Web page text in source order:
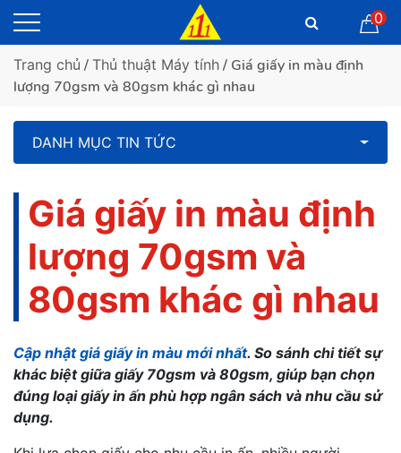
0
Trang chủ / Thủ thuật Máy tính / Giá giấy in màu định
lượng 70gsm và 80gsm khác gì nhau
DANH MỤC TIN TỨC
Giá giấy in màu định
lượng 70gsm và
80gsm khác gì nhau
Cập nhật giá giấy in màu mới nhất. So sánh chi tiết sự
khác biệt giữa giấy 70gsm và 80gsm, giúp bạn chọn
đúng loại giấy in ấn phù hợp ngân sách và nhu cầu sử
dụng.